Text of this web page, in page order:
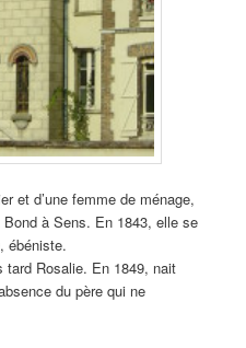
et d’une femme de ménage,
à Sens. En 1843, elle se
ébéniste.
Rosalie. En 1849, nait
du père qui ne